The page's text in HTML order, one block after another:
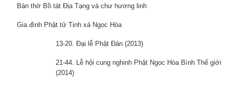
Bàn thờ Bồ tát Địa Tạng và chư hương linh
Gia đình Phật tử Tịnh xá Ngọc Hòa
13-20. Đại lễ Phật Đản (2013)
21-44. Lễ hội cung nghinh Phật Ngọc Hòa Bình Thế giới
(2014)